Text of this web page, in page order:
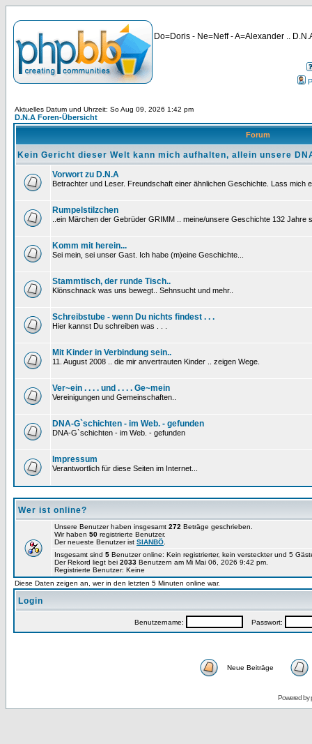
Do=Doris - Ne=Neff - A=Alexander ..
Aktuelles Datum und Uhrzeit: So Aug 09, 2026 1:42 pm
D.N.A Foren-Übersicht
Forum
Kein Gericht dieser Welt kann mich aufhalten, allein unsere
Vorwort zu D.N.A
Betrachter und Leser. Freundschaft einer ähnlichen Geschichte. Lass mich
Rumpelstilzchen
..ein Märchen der Gebrüder GRIMM .. meine/unsere Geschichte 132 Jahre
Komm mit herein...
Sei mein, sei unser Gast. Ich habe (m)eine Geschichte...
Stammtisch, der runde Tisch..
Klönschnack was uns bewegt.. Sehnsucht und mehr..
Schreibstube - wenn Du nichts findest . . .
Hier kannst Du schreiben was . . .
Mit Kinder in Verbindung sein..
11. August 2008 .. die mir anvertrauten Kinder .. zeigen Wege.
Ver~ein . . . . und . . . . Ge~mein
Vereinigungen und Gemeinschaften..
DNA-G`schichten - im Web. - gefunden
DNA-G`schichten - im Web. - gefunden
Impressum
Verantwortlich für diese Seiten im Internet...
Wer ist online?
Unsere Benutzer haben insgesamt 272 Beträge geschrieben.
Wir haben 50 registrierte Benutzer.
Der neueste Benutzer ist SIANBÖ
Insgesamt sind 5 Benutzer online: Kein registrierter, kein versteckter und 5
Der Rekord liegt bei 2033 Benutzern am Mi Mai 06, 2026 9:42 pm.
Registrierte Benutzer: Keine
Diese Daten zeigen an, wer in den letzten 5 Minuten online war.
Login
Benutzername: Passwort:
Neue Beiträge
Powered by